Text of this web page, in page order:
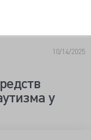
10/14/2025
у